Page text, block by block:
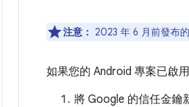
注意： 2023 年 6 月前發布
如果您的 Android 專案已啟
將 Google 的信任金鑰